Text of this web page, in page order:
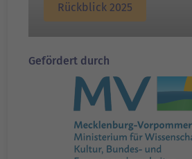
Rückblick 2025
Gefördert durch